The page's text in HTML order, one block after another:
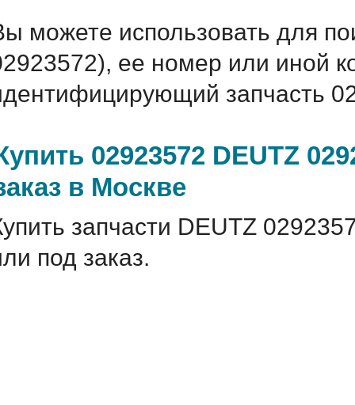
можете использовать для
ее номер или иной
запчасть
02923572 DEUTZ
в Москве
запчасти DEUTZ
под заказ.